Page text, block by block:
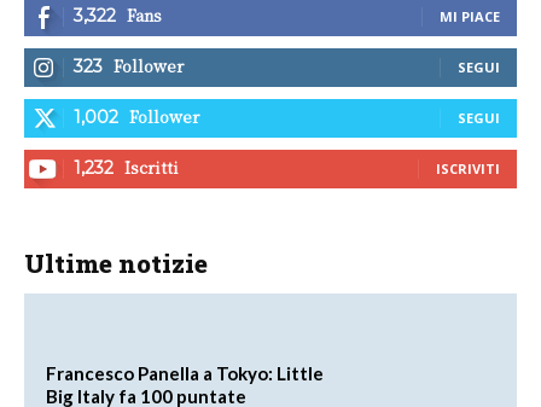
3,322 Fans MI PIACE
323 Follower SEGUI
1,002 Follower SEGUI
1,232 Iscritti ISCRIVITI
Ultime notizie
Francesco Panella a Tokyo: Little
Big Italy fa 100 puntate